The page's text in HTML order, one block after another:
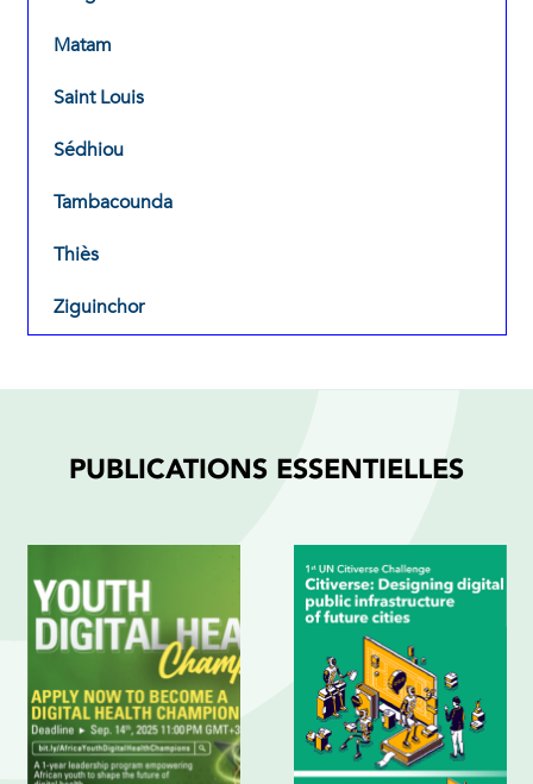
Matam
Saint Louis
Sédhiou
Tambacounda
Thiès
Ziguinchor
PUBLICATIONS ESSENTIELLES